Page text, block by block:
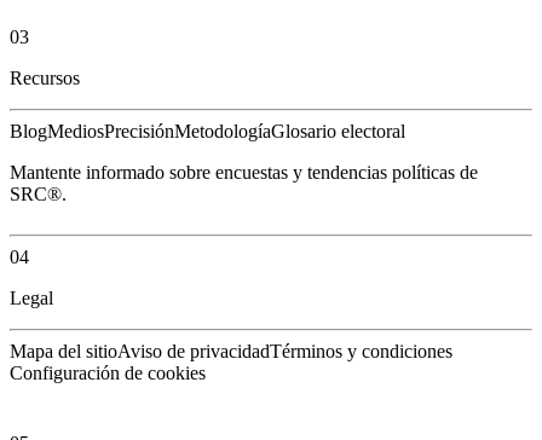
03
Recursos
BlogMediosPrecisiónMetodologíaGlosario electoral
Mantente informado sobre encuestas y tendencias políticas de
SRC®.
04
Legal
Mapa del sitioAviso de privacidadTérminos y condiciones
Configuración de cookies